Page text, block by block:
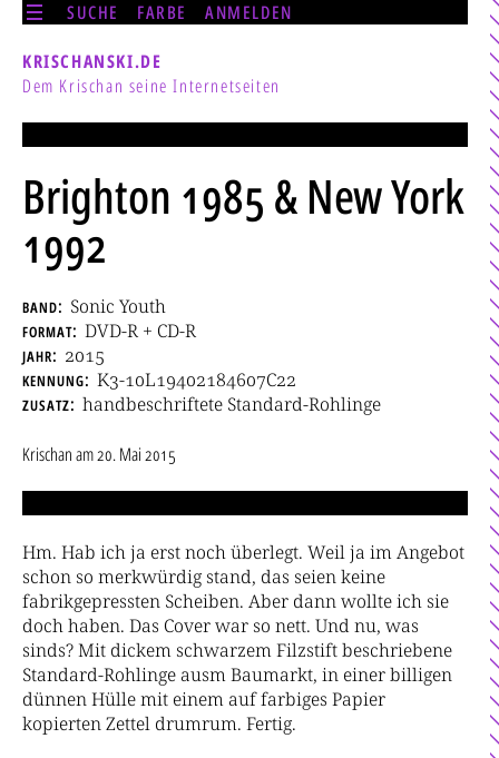
SUCHE FARBE ANMELDEN
KRISCHANSKI.DE
Dem Krischan seine Internetseiten
Brighton 1985 & New York
1992
band Sonic Youth
format DVD-R + CD-R
jahr 2015
kennung K3-10L19402184607C22
zusatz handbeschriftete Standard-Rohlinge
Krischanam20. Mai 2015
Hm. Hab ich ja erst noch überlegt. Weil ja im Angebot
schon so merkwürdig stand, das seien keine
fabrikgepressten Scheiben. Aber dann wollte ich sie
doch haben. Das Cover war so nett. Und nu, was
sinds? Mit dickem schwarzem Filzstift beschriebene
Standard-Rohlinge ausm Baumarkt, in einer billigen
dünnen Hülle mit einem auf farbiges Papier
kopierten Zettel drumrum. Fertig.